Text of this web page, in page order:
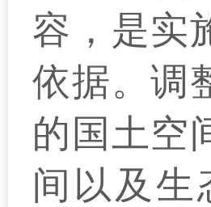
容，是实
依据。调
的国土空
间以及生